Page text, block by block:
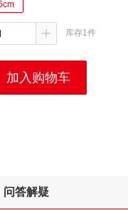
+ 库存1件
加入购物车
问答解疑